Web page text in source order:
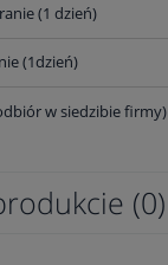
(1 dzień)
(1dzień)
w siedzibie firmy)
(0)